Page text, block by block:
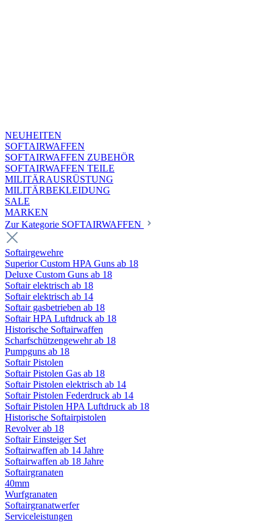
NEUHEITEN
SOFTAIRWAFFEN
SOFTAIRWAFFEN ZUBEHÖR
SOFTAIRWAFFEN TEILE
MILITÄRAUSRÜSTUNG
MILITÄRBEKLEIDUNG
SALE
MARKEN
Zur Kategorie SOFTAIRWAFFEN
Softairgewehre
Superior Custom HPA Guns ab 18
Deluxe Custom Guns ab 18
Softair elektrisch ab 18
Softair elektrisch ab 14
Softair gasbetrieben ab 18
Softair HPA Luftdruck ab 18
Historische Softairwaffen
Scharfschützengewehr ab 18
Pumpguns ab 18
Softair Pistolen
Softair Pistolen Gas ab 18
Softair Pistolen elektrisch ab 14
Softair Pistolen Federdruck ab 14
Softair Pistolen HPA Luftdruck ab 18
Historische Softairpistolen
Revolver ab 18
Softair Einsteiger Set
Softairwaffen ab 14 Jahre
Softairwaffen ab 18 Jahre
Softairgranaten
40mm
Wurfgranaten
Softairgranatwerfer
Serviceleistungen